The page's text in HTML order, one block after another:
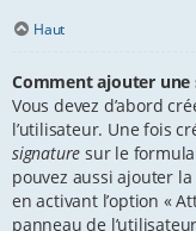
Haut
Comment ajouter une
Vous devez d’abord
l’utilisateur. Une fois
signature sur le
pouvez aussi ajouter
en activant l’option «
panneau de